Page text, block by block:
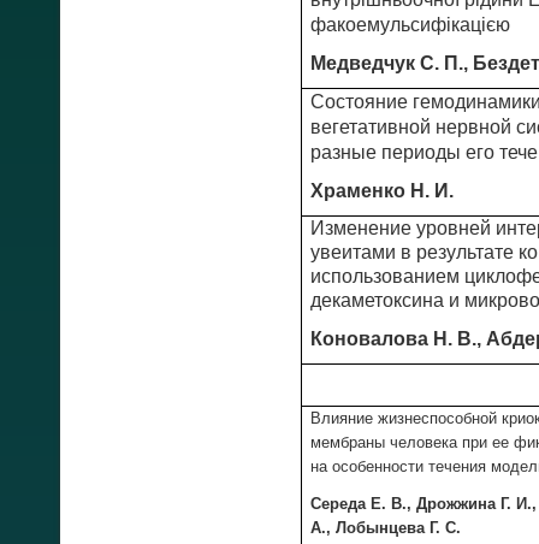
факоемульсифікацією
Медведчук С. П.,
Состояние
вегетативной нервной
разные периоды его
Храменко Н. И.
Изменение уровней
увеитами в результате
использованием
декаметоксина и
Коновалова Н. В.,
Влияние жизнеспособной
мембраны человека при ее
на особенности течения
Середа Е. В., Дрожжина Г.
А., Лобынцева Г. С.